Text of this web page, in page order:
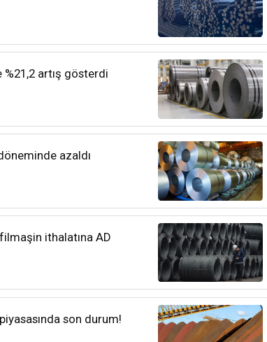
%21,2 artış gösterdi
azaldı
ithalatına AD
son durum!